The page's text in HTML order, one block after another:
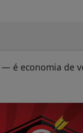
é economia de